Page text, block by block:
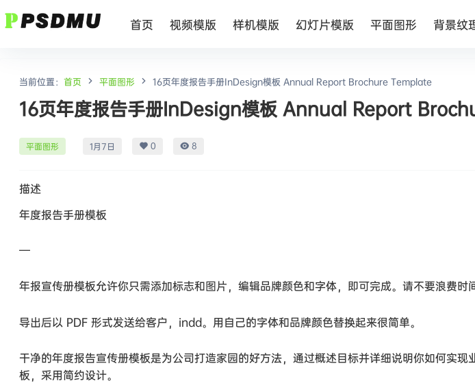
首页 视频模版 样机模版 幻灯片模版 平面图形 背景纹
当前位置： 首页 平面图形 16页年度报告手册InDesign模板 Annual Report Brochure Template
16页年度报告手册InDesign模板 Annual Report
平面图形 1月7日 0 8
描述
年度报告手册模板
—
年报宣传册模板允许你只需添加标志和图片，编辑品牌颜色和字体，即可完成。请不要浪费时
导出后以 PDF 形式发送给客户，indd。用自己的字体和品牌颜色替换起来很简单。
干净的年度报告宣传册模板是为公司打造家园的好方法，通过概述目标并详细说明你如何实
板，采用简约设计。